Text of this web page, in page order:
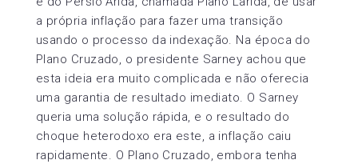
a própria inflação para fazer uma transição
usando o processo da indexação. Na época do
Plano Cruzado, o presidente Sarney achou que
esta ideia era muito complicada e não oferecia
uma garantia de resultado imediato. O Sarney
queria uma solução rápida, e o resultado do
choque heterodoxo era este, a inflação caiu
rapidamente. O Plano Cruzado, embora tenha